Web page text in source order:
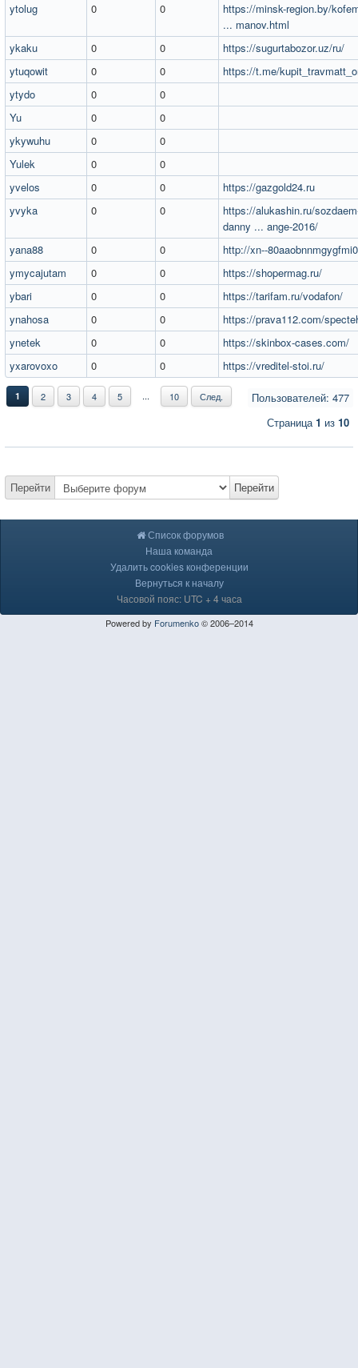
ytolug
0 0
https://minsk-region.by/
... manov.html
ykaku
0 0
https://sugurtabozor.uz/ru/
ytuqowit
0 0
https://t.me/
ytydo
0
0
Yu
0
0
ykywuhu
0
0
Yulek
0
0
yvelos
0 0
https://gazgold24.ru
yvyka
0 0
https://alukashin.ru/
danny ... ange-2016/
yana88
0 0
http://xn--
ymycajutam
0 0
https://shopermag.ru/
ybari
0 0
https://tarifam.ru/vodafon/
ynahosa
0 0
https://prava112.com/
ynetek
0 0
https://skinbox-cases.com/
yxarovoxo
0 0 https://vreditel-stoi.ru/
Пользователей: 477
1 2 3 4 5 ... 10 След.
Страница1 из 10
Перейти Перейти
Список форумов
Наша команда
Удалить cookies конференции
Вернуться к началу
Часовой пояс: UTC + 4 часа
Powered by Forumenko© 2006–2014